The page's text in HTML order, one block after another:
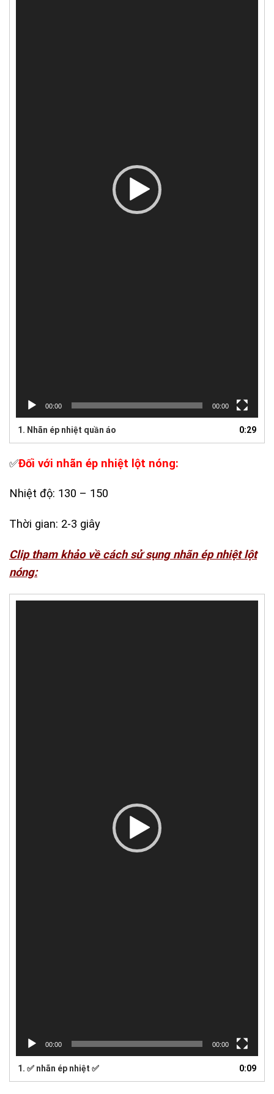
00:00 00:00
1. Nhãn ép nhiệt quần áo 0:29
✅Đối với nhãn ép nhiệt lột nóng:
Nhiệt độ: 130 – 150
Thời gian: 2-3 giây
Clip tham khảo về cách sử sụng nhãn ép nhiệt lột
nóng:
00:00 00:00
1. ✅ nhãn ép nhiệt ✅ 0:09